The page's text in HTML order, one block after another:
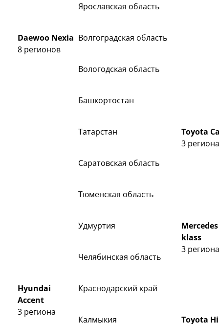
Ярославская область
Daewoo Nexia
8 регионов
Волгоградская область
Вологодская область
Башкортостан
Татарстан
Саратовская область
Тюменская область
Удмуртия
Челябинская область
Hyundai
Accent
3 региона
Краснодарский край
Калмыкия
Toyota
3 региона
Mercedes
klass
3 региона
Toyota